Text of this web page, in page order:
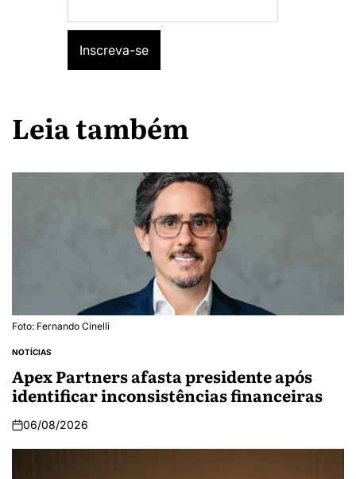
Leia também
Foto: Fernando Cinelli
NOTÍCIAS
Apex Partners afasta presidente após
identificar inconsistências financeiras
06/08/2026